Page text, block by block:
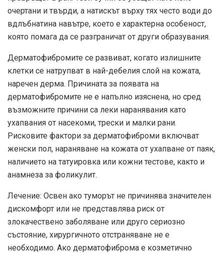
очертани и твърди, а натискът върху тях често води до
вдлъбнатина навътре, което е характерна особеност,
която помага да се разграничат от други образувания.
Дерматофибромите се развиват, когато излишните
клетки се натрупват в най-дебелия слой на кожата,
наречен дерма. Причината за появата на
дерматофибромите не е напълно изяснена, но сред
възможните причини са леки наранявания като
ухапвания от насекоми, трески и малки рани.
Рисковите фактори за дерматофиброми включват
женски пол, нараняване на кожата от ухапване от паяк,
наличието на татуировка или кожни тестове, както и
анамнеза за фоликулит.
Лечение: Освен ако туморът не причинява значителен
дискомфорт или не представлява риск от
злокачествено заболяване или друго сериозно
състояние, хирургичното отстраняване не е
необходимо. Ако дерматофиброма е козметично